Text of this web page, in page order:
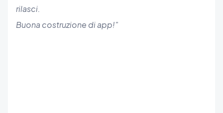
rilasci.
Buona costruzione di app!"